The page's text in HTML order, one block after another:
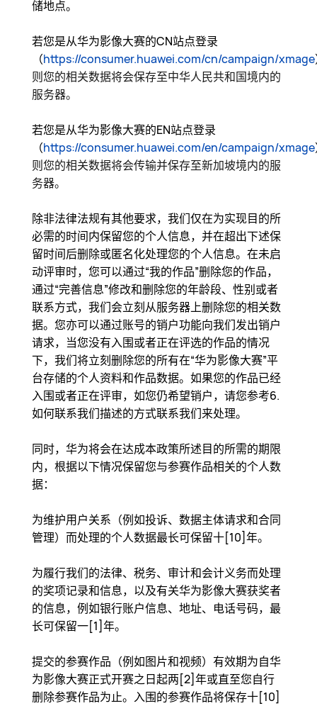
储地点。
若您是从华为影像大赛的CN站点登录
（https://consumer.huawei.com/cn/campaign/xmage
则您的相关数据将会保存至中华人民共和国境内的
服务器。
若您是从华为影像大赛的EN站点登录
（https://consumer.huawei.com/en/campaign/xmage
则您的相关数据将会传输并保存至新加坡境内的服
务器。
除非法律法规有其他要求，我们仅在为实现目的所
必需的时间内保留您的个人信息，并在超出下述保
留时间后删除或匿名化处理您的个人信息。在未启
动评审时，您可以通过“我的作品”删除您的作品，
通过“完善信息”修改和删除您的年龄段、性别或者
联系方式，我们会立刻从服务器上删除您的相关数
据。您亦可以通过账号的销户功能向我们发出销户
请求，当您没有入围或者正在评选的作品的情况
下，我们将立刻删除您的所有在“华为影像大赛”平
台存储的个人资料和作品数据。如果您的作品已经
入围或者正在评审，如您仍希望销户，请您参考6.
如何联系我们描述的方式联系我们来处理。
同时，华为将会在达成本政策所述目的所需的期限
内，根据以下情况保留您与参赛作品相关的个人数
据：
为维护用户关系（例如投诉、数据主体请求和合同
管理）而处理的个人数据最长可保留十[10]年。
为履行我们的法律、税务、审计和会计义务而处理
的奖项记录和信息，以及有关华为影像大赛获奖者
的信息，例如银行账户信息、地址、电话号码，最
长可保留一[1]年。
提交的参赛作品（例如图片和视频）有效期为自华
为影像大赛正式开赛之日起两[2]年或直至您自行
删除参赛作品为止。入围的参赛作品将保存十[10]